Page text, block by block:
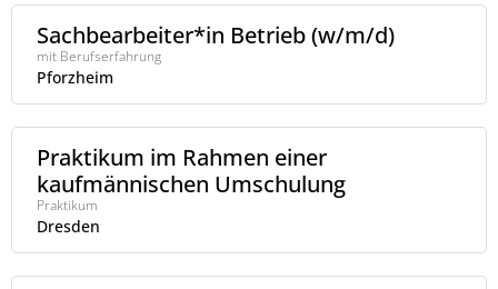
Sachbearbeiter*in Betrieb (w/m/d)
mit Berufserfahrung
Pforzheim
Praktikum im Rahmen einer
kaufmännischen Umschulung
Praktikum
Dresden